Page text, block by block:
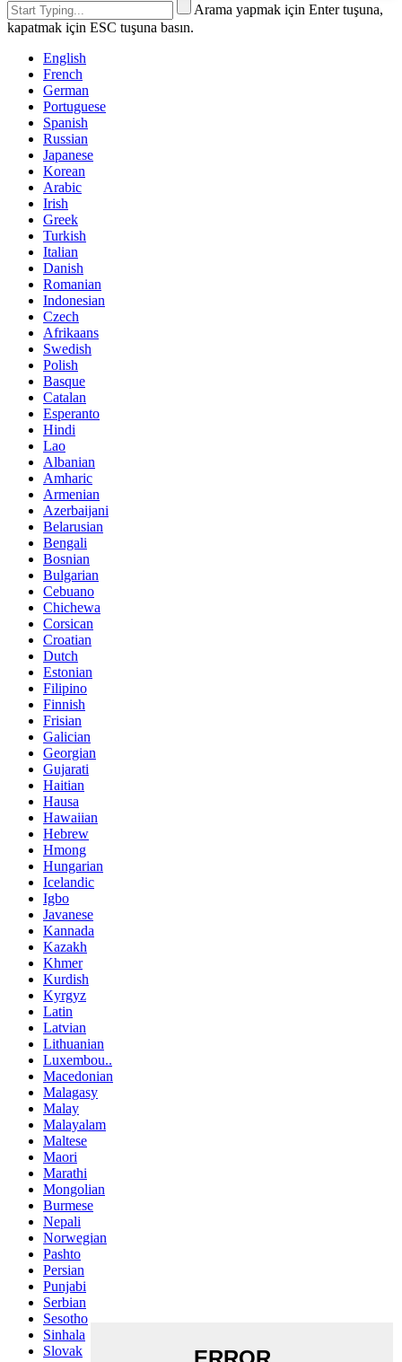
Arama yapmak için Enter tuşuna,
kapatmak için ESC tuşuna basın.
English
French
German
Portuguese
Spanish
Russian
Japanese
Korean
Arabic
Irish
Greek
Turkish
Italian
Danish
Romanian
Indonesian
Czech
Afrikaans
Swedish
Polish
Basque
Catalan
Esperanto
Hindi
Lao
Albanian
Amharic
Armenian
Azerbaijani
Belarusian
Bengali
Bosnian
Bulgarian
Cebuano
Chichewa
Corsican
Croatian
Dutch
Estonian
Filipino
Finnish
Frisian
Galician
Georgian
Gujarati
Haitian
Hausa
Hawaiian
Hebrew
Hmong
Hungarian
Icelandic
Igbo
Javanese
Kannada
Kazakh
Khmer
Kurdish
Kyrgyz
Latin
Latvian
Lithuanian
Luxembou..
Macedonian
Malagasy
Malay
Malayalam
Maltese
Maori
Marathi
Mongolian
Burmese
Nepali
Norwegian
Pashto
Persian
Punjabi
Serbian
Sesotho
Sinhala
Slovak